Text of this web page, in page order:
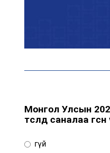
Монгол Улсын
төсөлд саналаа
Үгүй